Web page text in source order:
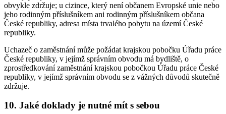
obvykle zdržuje; u cizince, který není občanem Evropské unie nebo
jeho rodinným příslušníkem ani rodinným příslušníkem občana
České republiky, adresa místa trvalého pobytu na území České
republiky.
Uchazeč o zaměstnání může požádat krajskou pobočku Úřadu práce
České republiky, v jejímž správním obvodu má bydliště, o
zprostředkování zaměstnání krajskou pobočkou Úřadu práce České
republiky, v jejímž správním obvodu se z vážných důvodů skutečně
zdržuje.
10. Jaké doklady je nutné mít s sebou